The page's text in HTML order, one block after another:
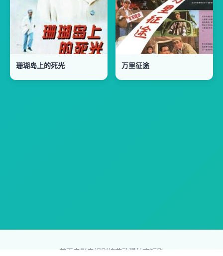
珊瑚岛上的死光 万里征途
首页电影电视剧综艺动漫体育短剧